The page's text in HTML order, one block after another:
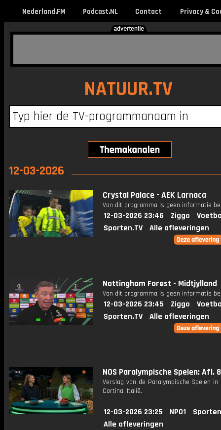
Nederland.FM Podcast.NL Contact Privacy &
NATUUR.TV
12-03-2026
Crystal Palace - AEK Larnaca
Van dit programma is geen informatie
12-03-2026 23:46 Ziggo
Sporten.TV
Alle afleveringen
Nottingham Forest - Midtjylland
Van dit programma is geen informatie
12-03-2026 23:45 Ziggo
Sporten.TV
Alle afleveringen
NOS Paralympische Spelen: Afl. 8
Verslag van de Paralympische Spelen in
Cortina, Italië.
12-03-2026 23:25 NPO1
Alle afleveringen